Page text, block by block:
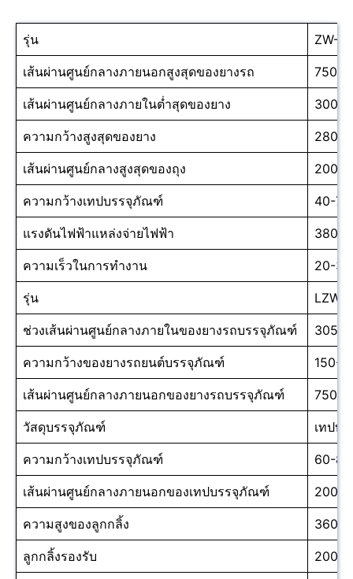
รุ่น ZW-B
เส้นผ่านศูนย์กลางภายนอกสูงสุดของยางรถ 750ม
เส้นผ่านศูนย์กลางภายในต่ำสุดของยาง 300ม
ความกว้างสูงสุดของยาง 280ม
เส้นผ่านศูนย์กลางสูงสุดของถุง 200ม
ความกว้างเทปบรรจุภัณฑ์ 40-
แรงดันไฟฟ้าแหล่งจ่ายไฟฟ้า 380V
ความเร็วในการทำงาน 20-
รุ่น LZW-
ช่วงเส้นผ่านศูนย์กลางภายในของยางรถบรรจุภัณฑ์ 305-
ความกว้างของยางรถยนต์บรรจุภัณฑ์ 150-
เส้นผ่านศูนย์กลางภายนอกของยางรถบรรจุภัณฑ์ 750ม
วัสดุบรรจุภัณฑ์ เทปบ
ความกว้างเทปบรรจุภัณฑ์ 60-
เส้นผ่านศูนย์กลางภายนอกของเทปบรรจุภัณฑ์ 200ม
ความสูงของลูกกลิ้ง 360ม
ลูกกลิ้งรองรับ 200ก